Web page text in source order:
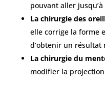
pouvant aller
La chirurgie des
elle corrige la forme
d’obtenir un
La chirurgie du
modifier la